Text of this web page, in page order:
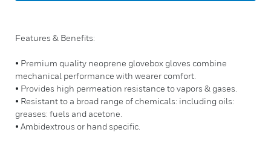
Features & Benefits:
• Premium quality neoprene glovebox gloves combine
mechanical performance with wearer comfort.
• Provides high permeation resistance to vapors & gases.
• Resistant to a broad range of chemicals: including oils:
greases: fuels and acetone.
• Ambidextrous or hand specific.